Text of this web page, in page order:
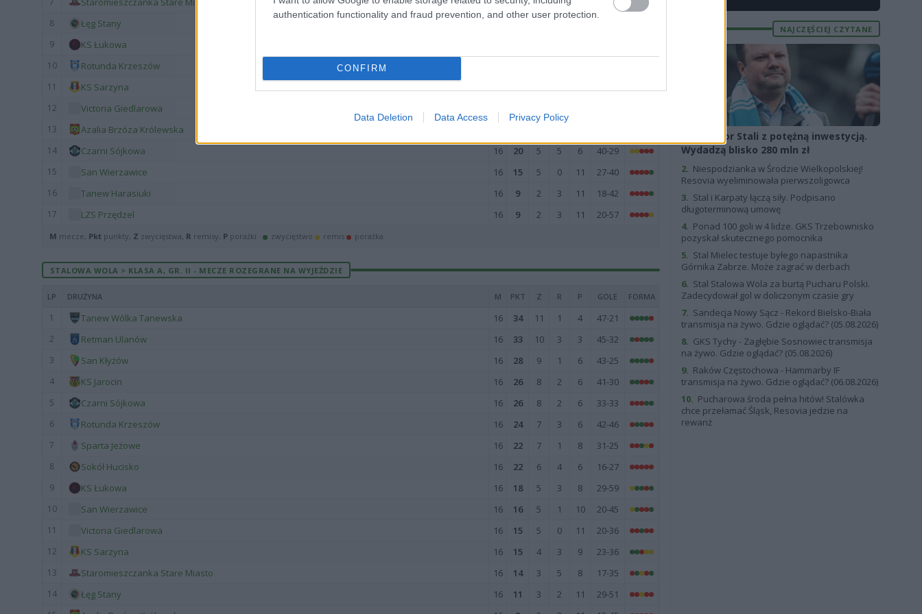
authentication functionality and fraud prevention, and other user protection.
CONFIRM
Data Deletion Data Access Privacy Policy
8 Łęg Stany
9 KS Łukowa
10 Rotunda Krzeszów
11 KS Sarzyna
12 Victoria Giedlarowa
13 Azalia Brzóza Królewska
14 Czarni Sójkowa 16 20 5 5 6 40-29
15 San Wierzawice 16 15 5 0 11 27-40
16 Tanew Harasiuki 16 9 2 3 11 18-42
17 LZS Przędzel 16 9 2 3 11 20-57
M mecze, Pkt punkty, Z zwycięstwa, R remisy, P porażki · zwycięstwo remis porażka
STALOWA WOLA > KLASA A, GR. II - MECZE ROZEGRANE NA WYJEŹDZIE
LP DRUŻYNA M PKT Z R P GOLE FORMA
1 Tanew Wólka Tanewska 16 34 11 1 4 47-21
2 Retman Ulanów 16 33 10 3 3 45-32
3 San Kłyżów 16 28 9 1 6 43-25
4 KS Jarocin 16 26 8 2 6 41-30
5 Czarni Sójkowa 16 26 8 2 6 33-33
6 Rotunda Krzeszów 16 24 7 3 6 42-46
7 Sparta Jeżowe 16 22 7 1 8 31-25
8 Sokół Hucisko 16 22 6 4 6 16-27
9 KS Łukowa 16 18 5 3 8 29-59
10 San Wierzawice 16 16 5 1 10 20-45
11 Victoria Giedlarowa 16 15 5 0 11 20-36
12 KS Sarzyna 16 15 4 3 9 23-36
13 Staromieszczanka Stare Miasto 16 14 3 5 8 17-35
14 Łęg Stany 16 11 3 2 11 29-51
NAJCZĘŚCIEJ CZYTANE
Sponsor Stali z potężną inwestycją.
Wydadzą blisko 280 mln zł
2. Niespodzianka w Środzie Wielkopolskiej!
Resovia wyeliminowała pierwszoligowca
3. Stal i Karpaty łączą siły. Podpisano
długoterminową umowę
4. Ponad 100 goli w 4 lidze. GKS Trzebownisko
pozyskał skutecznego pomocnika
5. Stal Mielec testuje byłego napastnika
Górnika Zabrze. Może zagrać w derbach
6. Stal Stalowa Wola za burtą Pucharu Polski.
Zadecydował gol w doliczonym czasie gry
7. Sandecja Nowy Sącz - Rekord Bielsko-Biała
transmisja na żywo. Gdzie oglądać? (05.08.2026)
8. GKS Tychy - Zagłębie Sosnowiec transmisja
na żywo. Gdzie oglądać? (05.08.2026)
9. Raków Częstochowa - Hammarby IF
transmisja na żywo. Gdzie oglądać? (06.08.2026)
10. Pucharowa środa pełna hitów! Stalówka
chce przełamać Śląsk, Resovia jedzie na
rewanż